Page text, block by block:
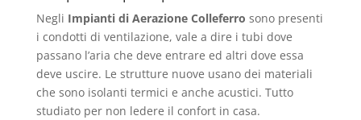
Negli Impianti di Aerazione Colleferro sono presenti
i condotti di ventilazione, vale a dire i tubi dove
passano l’aria che deve entrare ed altri dove essa
deve uscire. Le strutture nuove usano dei materiali
che sono isolanti termici e anche acustici. Tutto
studiato per non ledere il confort in casa.